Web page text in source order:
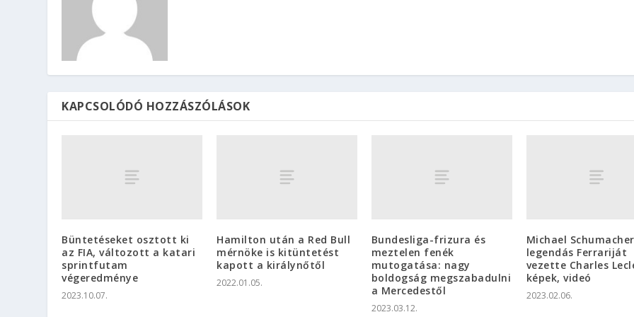
KAPCSOLÓDÓ HOZZÁSZÓLÁSOK
Büntetéseket osztott ki
az FIA, változott a katari
sprintfutam
végeredménye
2023.10.07.
Hamilton után a Red Bull
mérnöke is kitüntetést
kapott a királynőtől
2022.01.05.
Bundesliga-frizura és
meztelen fenék
mutogatása: nagy
boldogság megszabadulni
a Mercedestől
2023.03.12.
Michael Schumacher
legendás Ferrariját
vezette Charles
képek, videó
2023.02.06.